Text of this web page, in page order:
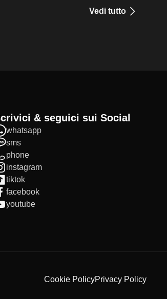
Vedi tutto
Scrivici & seguici sui Social
whatsapp
sms
phone
instagram
tiktok
facebook
youtube
Cookie PolicyPrivacy Policy